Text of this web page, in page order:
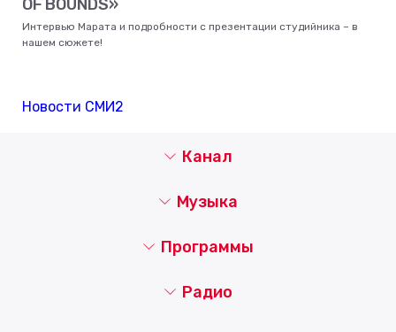
OF BOUNDS»
Интервью Марата и подробности с презентации студийника – в
нашем сюжете!
Новости СМИ2
Канал
Музыка
Программы
Радио